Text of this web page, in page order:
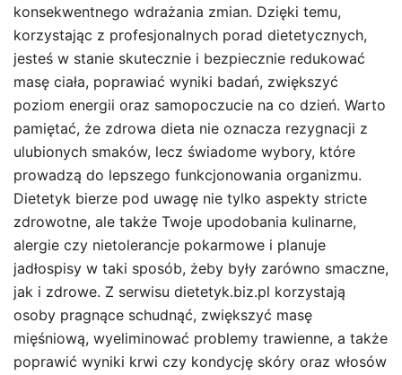
konsekwentnego wdrażania zmian. Dzięki temu,
korzystając z profesjonalnych porad dietetycznych,
jesteś w stanie skutecznie i bezpiecznie redukować
masę ciała, poprawiać wyniki badań, zwiększyć
poziom energii oraz samopoczucie na co dzień. Warto
pamiętać, że zdrowa dieta nie oznacza rezygnacji z
ulubionych smaków, lecz świadome wybory, które
prowadzą do lepszego funkcjonowania organizmu.
Dietetyk bierze pod uwagę nie tylko aspekty stricte
zdrowotne, ale także Twoje upodobania kulinarne,
alergie czy nietolerancje pokarmowe i planuje
jadłospisy w taki sposób, żeby były zarówno smaczne,
jak i zdrowe. Z serwisu dietetyk.biz.pl korzystają
osoby pragnące schudnąć, zwiększyć masę
mięśniową, wyeliminować problemy trawienne, a także
poprawić wyniki krwi czy kondycję skóry oraz włosów